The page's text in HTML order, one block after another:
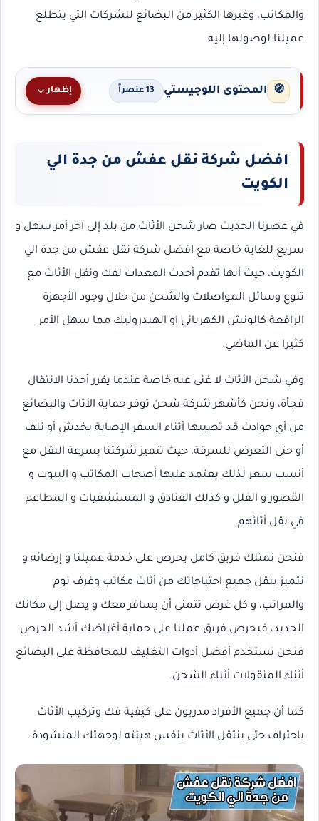
والمكاتب، وغيرها الكثير من البضائع للشركات التي يتطلع
عميلنا لوصولها إليه.
🧭 المحتوى اللوجيستي 13 عنصراً إظهار
افضل شركة نقل عفش من جدة الي
الكويت
في عصرنا الحديث صار شحن الأثاث من بلد إلى آخر أمر سهل و
سريع للغاية خاصة مع افضل شركة نقل عفش من جدة الي
الكويت، حيث أنها تقدم أحدث المعدات لفك ونقل الأثاث مع
تنوع وسائل المواصلات والشحن من خلال وجود الأجهزة
الرافعة كالونش الكهربائي او الهيدروليك مما سهل الأمر
كثيرا عن الماضي.
وفي شحن الأثاث لا غنى عنه خاصة عندما يقرر أحدنا الانتقال
فجأة، ونحن كأشهر شركة شحن توفر حماية الأثاث والبضائع
من أي حوادث قد تصيبها أثناء السفر الإصابة بخدش أو تلف
أو حتى التعرض للسرقة، حيث تتميز شركتنا بسرعة النقل مع
أنسب سعر لذلك يعتمد عليها أصحاب المكاتب و البيوت و
القصور و الفلل و كذلك الفنادق و المستشفيات و المطاعم
في نقل أثاثهم.
فنحن نمتلك فريق كامل يحرص على خدمة عميلنا و إرضائه و
نتميز بنقل جميع احتياجاتك من أثاث مكاتب وغرف نوم
والمراتب، و كل غرض تتمنى أن يسافر معك و يصل إلى مكانك
الجديد، فيحرص فريق عملنا على حماية أغراضك أشد الحرص
فنحن نستخدم أفضل أدوات التغليف للمحافظة على البضائع
أثناء المنقولات أثناء الشحن.
كما أن جميع الأفراد مدربون على كيفية فك وتركيب الأثاث
باحتراف حتى ينتقل الأثاث بنفس هيئته لوجهتك المنشودة.